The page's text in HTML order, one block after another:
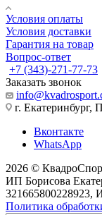
Условия оплаты
Условия доставки
Гарантия на товар
Вопрос-ответ
+7 (343)-271-77-73
Заказать звонок
г. Екатеринбург,
Вконтакте
WhatsApp
2026 ©
ИП Борисова
321665800228923,
Политика